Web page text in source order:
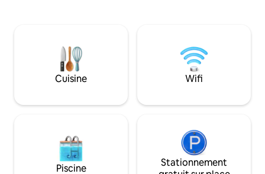
balançoire géante, un foyer, un lieu de
baignade, un broyeur à bois et bien plus
encore. Notre restaurant « Hof Bissee »
avec une cuisine régionale et le petit
couverte. Dans le
le parc animalier
Eisendorf est
avec un lieu de
Cuisine Wifi
Piscine
Stationnement